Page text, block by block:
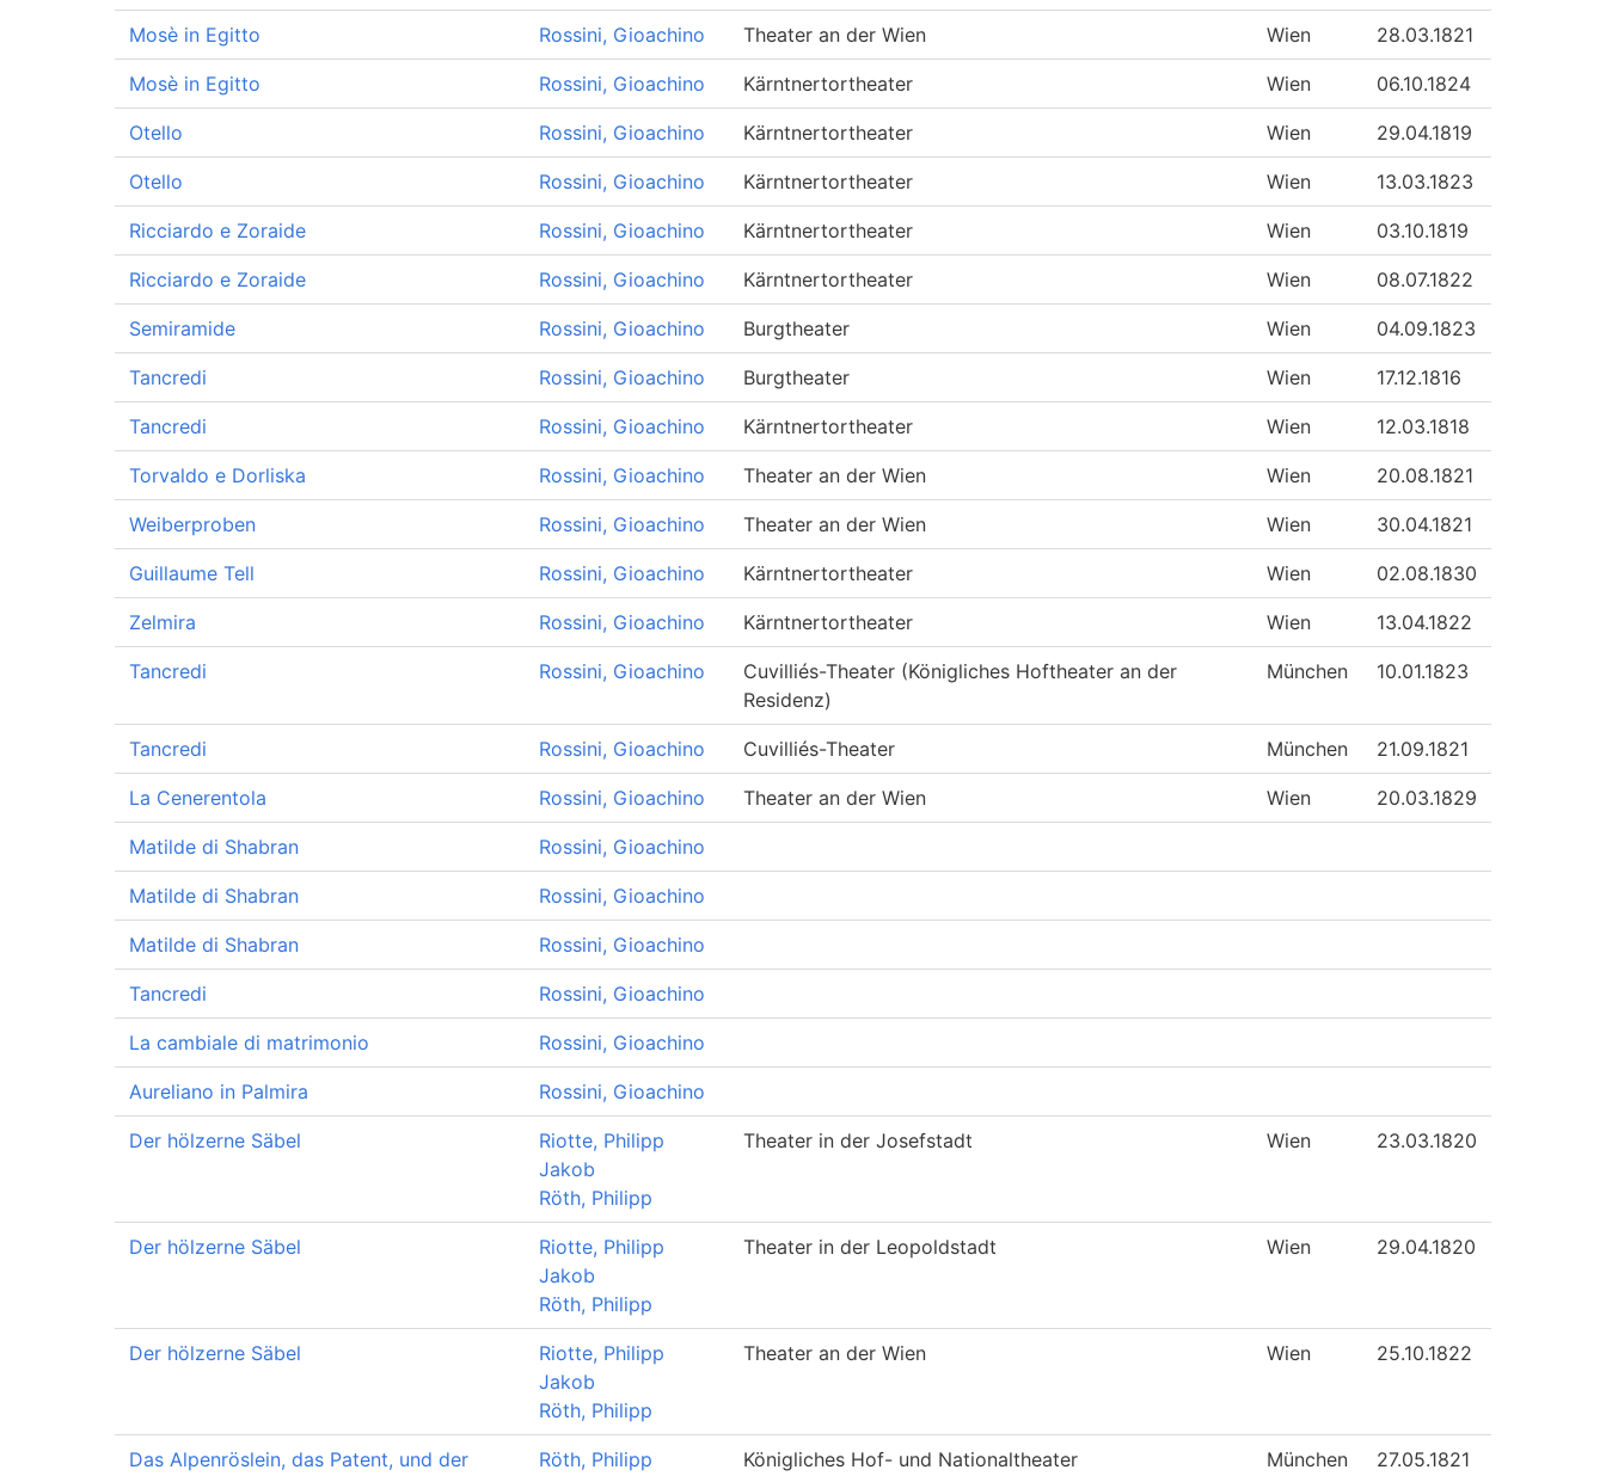
Mosè in Egitto Rossini, Gioachino Theater an der Wien Wien 28.03.1821
Mosè in Egitto Rossini, Gioachino Kärntnertortheater Wien 06.10.1824
Otello Rossini, Gioachino Kärntnertortheater Wien 29.04.1819
Otello Rossini, Gioachino Kärntnertortheater Wien 13.03.1823
Ricciardo e Zoraide Rossini, Gioachino Kärntnertortheater Wien 03.10.1819
Ricciardo e Zoraide Rossini, Gioachino Kärntnertortheater Wien 08.07.1822
Semiramide Rossini, Gioachino Burgtheater Wien 04.09.1823
Tancredi Rossini, Gioachino Burgtheater Wien 17.12.1816
Tancredi Rossini, Gioachino Kärntnertortheater Wien 12.03.1818
Torvaldo e Dorliska Rossini, Gioachino Theater an der Wien Wien 20.08.1821
Weiberproben Rossini, Gioachino Theater an der Wien Wien 30.04.1821
Guillaume Tell Rossini, Gioachino Kärntnertortheater Wien 02.08.1830
Zelmira Rossini, Gioachino Kärntnertortheater Wien 13.04.1822
Tancredi Rossini, Gioachino
Cuvilliés-Theater (Königliches Hoftheater an der
Residenz)
München 10.01.1823
Tancredi Rossini, Gioachino Cuvilliés-Theater München 21.09.1821
La Cenerentola Rossini, Gioachino Theater an der Wien Wien 20.03.1829
Matilde di Shabran Rossini, Gioachino
Matilde di Shabran Rossini, Gioachino
Matilde di Shabran Rossini, Gioachino
Tancredi Rossini, Gioachino
La cambiale di matrimonio Rossini, Gioachino
Aureliano in Palmira Rossini, Gioachino
Der hölzerne Säbel
Riotte, Philipp
Jakob
Röth, Philipp
Theater in der Josefstadt Wien 23.03.1820
Der hölzerne Säbel
Riotte, Philipp
Jakob
Röth, Philipp
Theater in der Leopoldstadt Wien 29.04.1820
Der hölzerne Säbel
Riotte, Philipp
Jakob
Röth, Philipp
Theater an der Wien Wien 25.10.1822
Das Alpenröslein, das Patent, und der Röth, Philipp Königliches Hof- und Nationaltheater München 27.05.1821